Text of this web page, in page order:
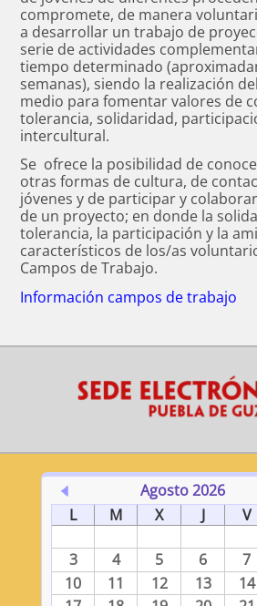
compromete, de manera
a desarrollar un trabajo de
serie de actividades
tiempo determinado
semanas), siendo la realización
medio para fomentar valores de
tolerancia, solidaridad,
intercultural.
Se ofrece la posibilidad de
otras formas de cultura, de
jóvenes y de participar y
de un proyecto; en donde la
tolerancia, la participación y la
característicos de los/as
Campos de Trabajo.
Información campos de trabajo
Agosto 2026
L
M X J V
3
4 5 6 7
10
11 12 13 14